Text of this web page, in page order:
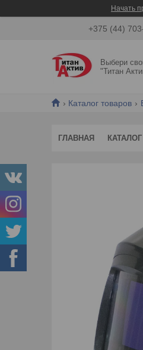
Начать
+375 (44)
Выбери
"Титан
Каталог товаров
ГЛАВНАЯ